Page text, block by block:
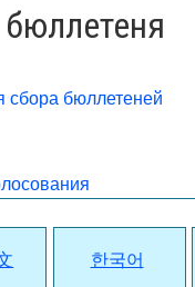
сбора бюллетеней
한국어